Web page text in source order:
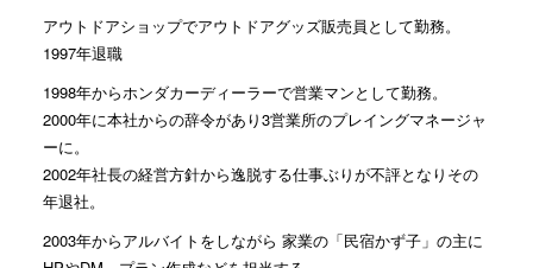
アウトドアショップでアウトドアグッズ販売員として勤務。
1997年退職
1998年からホンダカーディーラーで営業マンとして勤務。
2000年に本社からの辞令があり3営業所のプレイングマネージャ
ーに。
2002年社長の経営方針から逸脱する仕事ぶりが不評となりその
年退社。
2003年からアルバイトをしながら 家業の「民宿かず子」の主に